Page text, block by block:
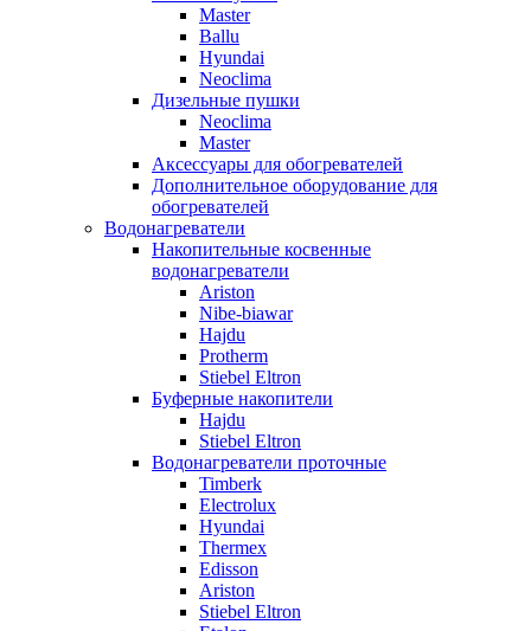
Master
Ballu
Hyundai
Neoclima
Дизельные пушки
Neoclima
Master
Аксессуары для обогревателей
Дополнительное оборудование для
обогревателей
Водонагреватели
Накопительные косвенные
водонагреватели
Ariston
Nibe-biawar
Hajdu
Protherm
Stiebel Eltron
Буферные накопители
Hajdu
Stiebel Eltron
Водонагреватели проточные
Timberk
Electrolux
Hyundai
Thermex
Edisson
Ariston
Stiebel Eltron